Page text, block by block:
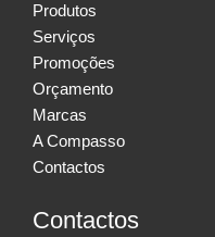
Produtos
Serviços
Promoções
Orçamento
Marcas
A Compasso
Contactos
Contactos